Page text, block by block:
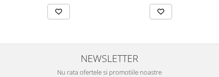
NEWSLETTER
Nu rata ofertele si promotiile noastre